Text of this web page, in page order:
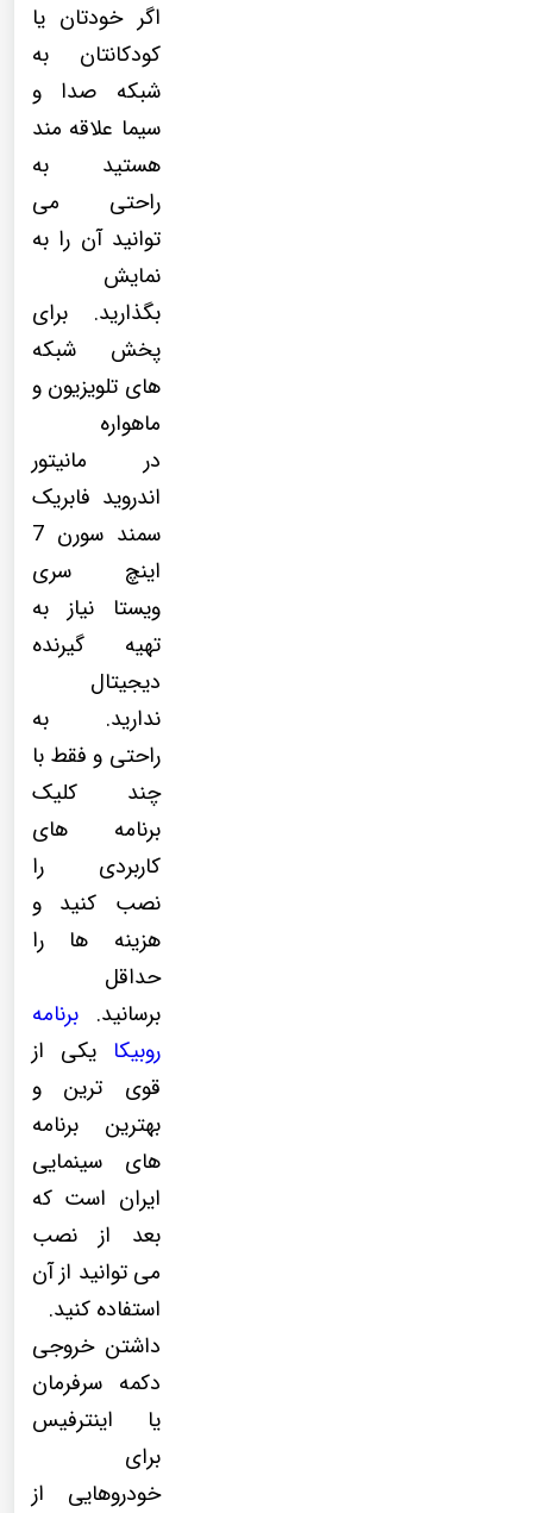
اگر خودتان یا
کودکانتان به
شبکه صدا و
سیما علاقه مند
هستید به
راحتی می
توانید آن را به
نمایش
بگذارید. برای
پخش شبکه
های تلویزیون و
ماهواره
در مانیتور
اندروید فابریک
سمند سورن 7
اینچ سری
ویستا نیاز به
تهیه گیرنده
دیجیتال
ندارید. به
راحتی و فقط با
چند کلیک
برنامه های
کاربردی را
نصب کنید و
هزینه ها را
حداقل
برسانید. برنامه
روبیکا یکی از
قوی ترین و
بهترین برنامه
های سینمایی
ایران است که
بعد از نصب
می توانید از آن
استفاده کنید.
داشتن خروجی
دکمه سرفرمان
یا اینترفیس
برای
خودروهایی از